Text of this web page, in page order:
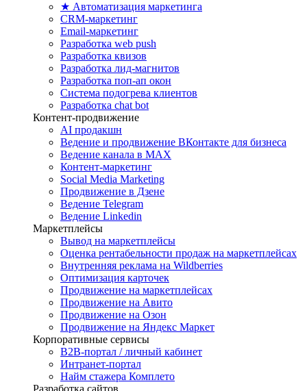
★ Автоматизация маркетинга
CRM-маркетинг
Email-маркетинг
Разработка web push
Разработка квизов
Разработка лид-магнитов
Разработка поп-ап окон
Система подогрева клиентов
Разработка chat bot
Контент-продвижение
AI продакшн
Ведение и продвижение ВКонтакте для бизнеса
Ведение канала в MAX
Контент-маркетинг
Social Media Marketing
Продвижение в Дзене
Ведение Telegram
Ведение Linkedin
Маркетплейсы
Вывод на маркетплейсы
Оценка рентабельности продаж на маркетплейсах
Внутренняя реклама на Wildberries
Оптимизация карточек
Продвижение на маркетплейсах
Продвижение на Авито
Продвижение на Озон
Продвижение на Яндекс Маркет
Корпоративные сервисы
B2B-портал / личный кабинет
Интранет-портал
Найм стажера Комплето
Разработка сайтов